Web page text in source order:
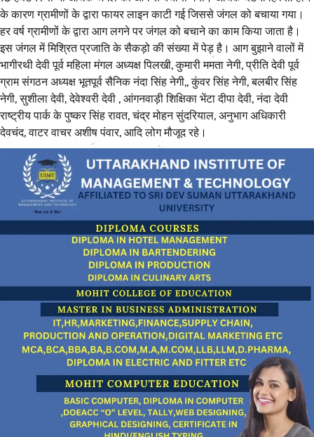
के कारण ग्रामीणों के द्वारा फायर लाइन काटी गई जिससे जंगल को बचाया गया।
हर वर्ष ग्रामीणों के द्वारा आग लगने पर जंगल को बचाने का काम किया जाता है।
इस जंगल में मिश्रित प्रजाति के सैकड़ो की संख्या में पेड़ है। आग बुझाने वालों में
भागीरथी देवी पूर्व महिला मंगल अध्यक्ष पिलखी, कुमारी ममता नेगी, प्रीति देवी पूर्व
ग्राम संगठन अध्यक्ष भूतपूर्व सैनिक नंदा सिंह नेगी,, कुंवर सिंह नेगी, बलबीर सिंह
नेगी, सुशीला देवी, देवेश्वरी देवी , आंगनवाड़ी शिक्षिका भेंटा दीपा देवी, नंदा देवी
राष्ट्रीय पार्क के पुष्कर सिंह रावत, चंद्र मोहन सुंदरियाल, अनुभाग अधिकारी
देवचंद, वाटर वाचर अशीष पंवार, आदि लोग मौजूद रहे।